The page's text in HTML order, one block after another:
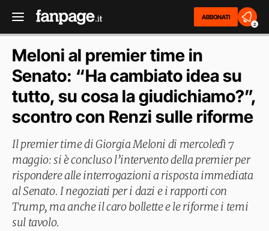
ABBONATI
2
Meloni al premier time in
Senato: “Ha cambiato idea su
tutto, su cosa la giudichiamo?”,
scontro con Renzi sulle riforme
Il premier time di Giorgia Meloni di mercoledì 7
maggio: si è concluso l’intervento della premier per
rispondere alle interrogazioni a risposta immediata
al Senato. I negoziati per i dazi e i rapporti con
Trump, ma anche il caro bollette e le riforme i temi
sul tavolo.